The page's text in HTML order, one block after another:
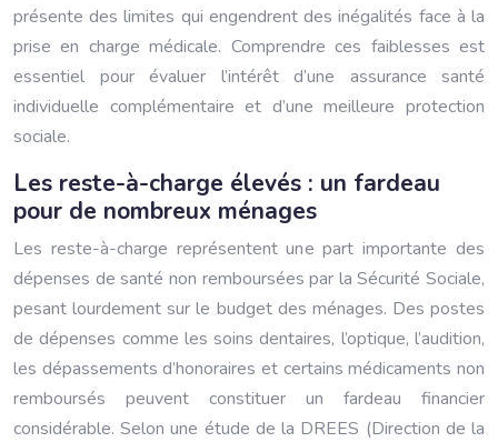
présente des limites qui engendrent des inégalités face à la
prise en charge médicale. Comprendre ces faiblesses est
essentiel pour évaluer l’intérêt d’une assurance santé
individuelle complémentaire et d’une meilleure protection
sociale.
Les reste-à-charge élevés : un fardeau
pour de nombreux ménages
Les reste-à-charge représentent une part importante des
dépenses de santé non remboursées par la Sécurité Sociale,
pesant lourdement sur le budget des ménages. Des postes
de dépenses comme les soins dentaires, l’optique, l’audition,
les dépassements d’honoraires et certains médicaments non
remboursés peuvent constituer un fardeau financier
considérable. Selon une étude de la DREES (Direction de la